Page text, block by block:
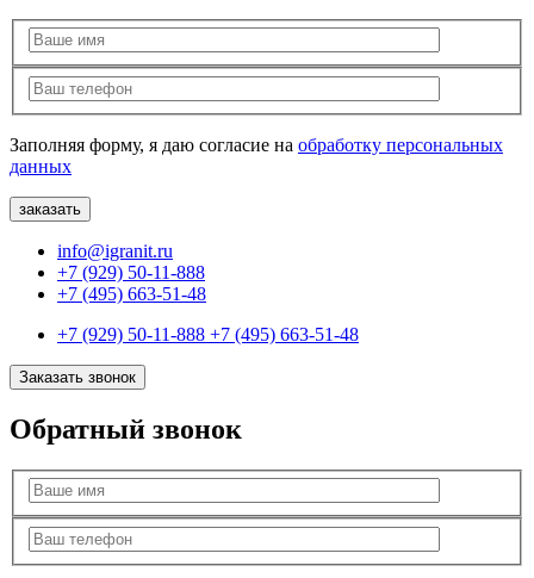
Заполняя форму, я даю согласие на обработку персональных
данных
info@igranit.ru
+7 (929) 50-11-888
+7 (495) 663-51-48
+7 (929) 50-11-888 +7 (495) 663-51-48
Заказать звонок
Обратный звонок